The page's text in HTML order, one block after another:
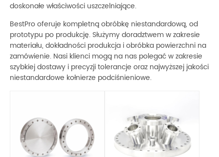
doskonałe właściwości uszczelniające.
BestPro oferuje kompletną obróbkę niestandardową, od
prototypu po produkcję. Służymy doradztwem w zakresie
materiału, dokładności produkcja i obróbka powierzchni na
zamówienie. Nasi klienci mogą na nas polegać w zakresie
szybkiej dostawy i precyzji tolerancje oraz najwyższej jakości
niestandardowe kołnierze podciśnieniowe.